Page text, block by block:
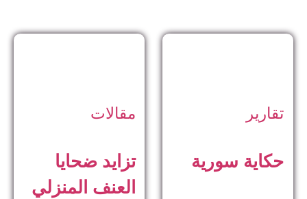
تقارير
حكاية سورية
مقالات
تزايد ضحايا
العنف المنزلي